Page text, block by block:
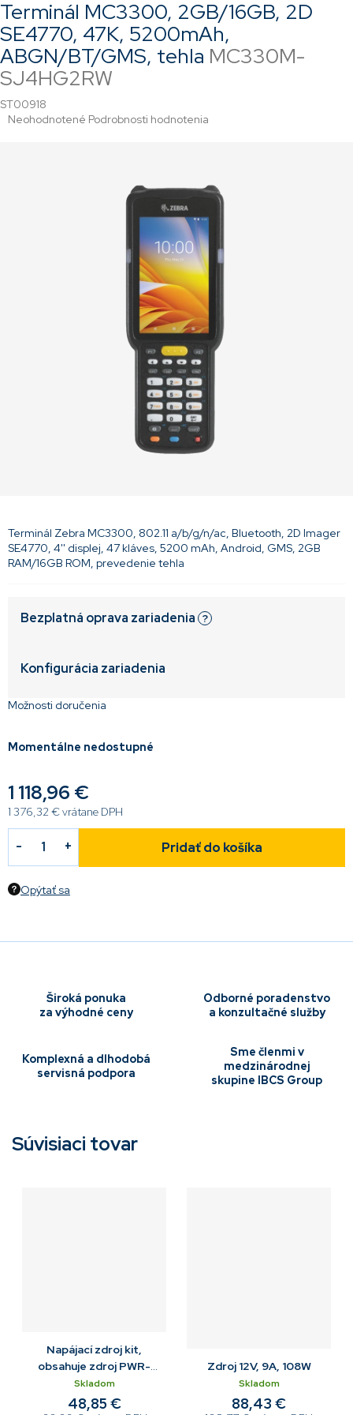
Terminál MC3300, 2GB/16GB, 2D
SE4770, 47K, 5200mAh,
ABGN/BT/GMS, tehla MC330M-
SJ4HG2RW
ST00918
Priemerné
Neohodnotené Podrobnosti hodnotenia
1 118,96 €
1 376,32 €vrátane DPH
Momentálne nedostupné
Bezplatná oprava zariadenia ?
Konfigurácia zariadenia
Možnosti doručenia
Pridať do košíka
Terminál Zebra MC3300, 802.11 a/b/g/n/ac, Bluetooth, 2D Imager
SE4770, 4'' displej, 47 kláves, 5200 mAh, Android, GMS, 2GB
RAM/16GB ROM, prevedenie tehla
Opýtať sa
Široká ponuka
za výhodné ceny
Odborné poradenstvo
a konzultačné služby
Komplexná a dlhodobá
servisná podpora
Sme členmi v
medzinárodnej
skupine IBCS Group
Súvisiaci tovar
Napájací zdroj kit,
obsahuje zdroj PWR-
BGA12V50W0WW a DC
kábel CBL-DC-388A1-01
Skladom
48,85 €
Zdroj 12V, 9A, 108W
Skladom
88,43 €